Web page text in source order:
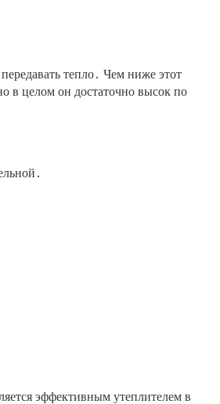
тепло․ Чем ниже этот
в целом он достаточно высок по
эффективным утеплителем в